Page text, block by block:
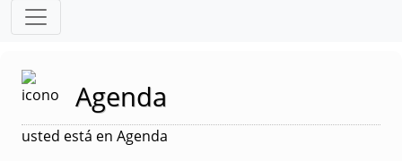
Agenda
usted está en Agenda